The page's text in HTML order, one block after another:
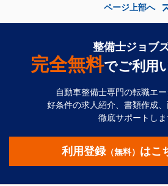
ページ上部へ
整備士ジョブ
完全無料でご利用
自動車整備士専門の転職エー
好条件の求人紹介、書類作成
徹底サポートしま
利用登録（無料） はこ